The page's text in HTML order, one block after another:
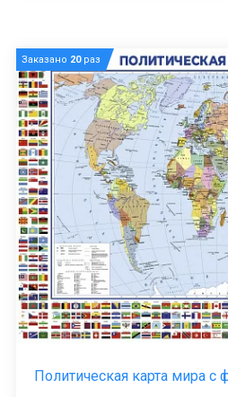
Заказано 20раз
Политическая карта мира с